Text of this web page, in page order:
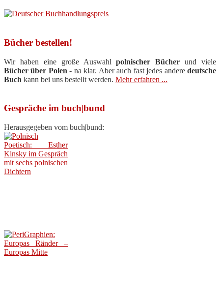
Bücher bestellen!
Wir haben eine große Auswahlpolnischer Bücher und viele
Bücher über Polen - na klar. Aber auch fast jedes anderedeutsche
Buch kann bei uns bestellt werden. Mehr erfahren ...
Gespräche im buch|bund
Herausgegeben vom buch|bund: